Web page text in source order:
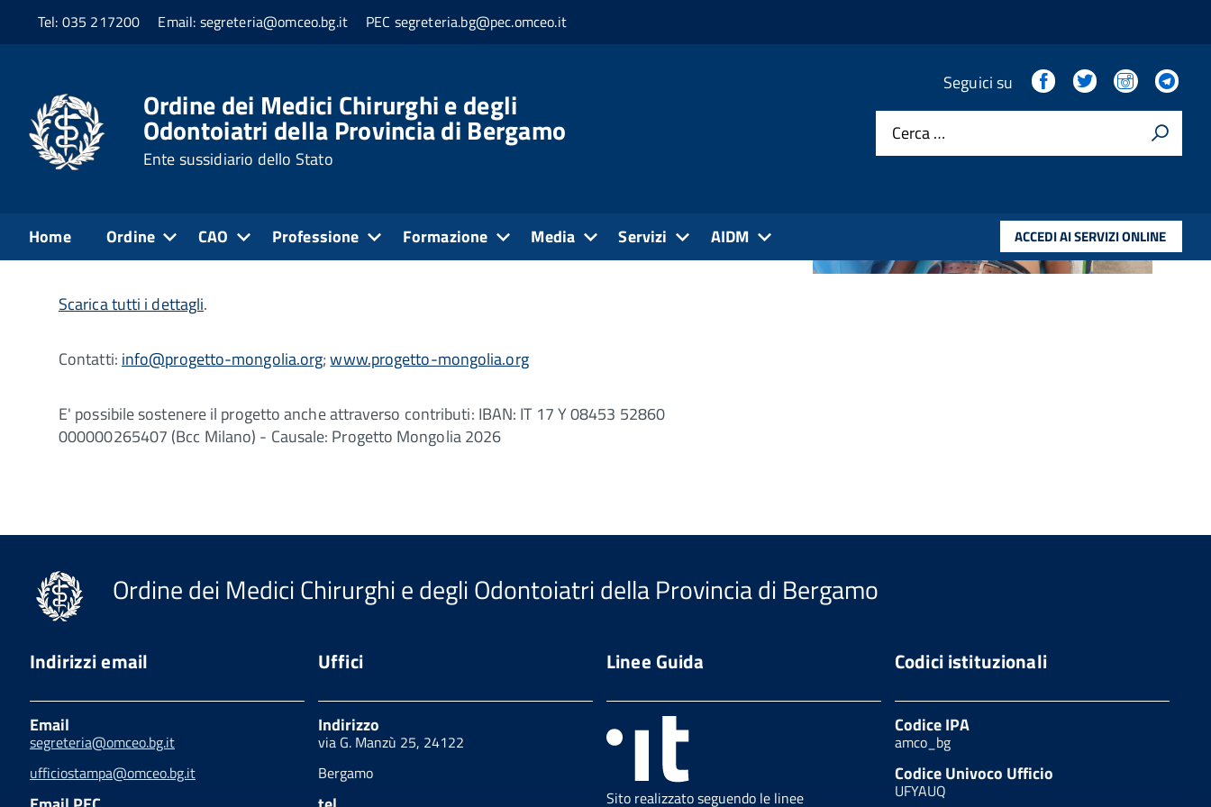
Tel: 035 217200 Email: segreteria@omceo.bg.it PEC segreteria.bg@pec.omceo.it
Ordine dei Medici Chirurghi e degli
Odontoiatri della Provincia di Bergamo
Ente sussidiario dello Stato
Seguici su FacebookTwitter Instagram
Cerca …
Home Ordine CAO Professione Formazione Media Servizi AIDM ACCEDI AI SERVIZI ONLINE
Home Professione Notizie dall'Ordine
PROGETTO MONGOLIA 2026
popolazioni nomadi della regione del Gov/Altai che, in ragione delle enormi distanze e del tipo di
assistenza, non hanno accesso alle strutture sanitarie locali.
Scarica tutti i dettagli.
Contatti: info@progetto-mongolia.org;www.progetto-mongolia.org
E' possibile sostenere il progetto anche attraverso contributi: IBAN: IT 17 Y 08453 52860
000000265407 (Bcc Milano) - Causale: Progetto Mongolia 2026
Ordine dei Medici Chirurghi e degli Odontoiatri della Provincia di Bergamo
Indirizzi email
Email
segreteria@omceo.bg.it
ufficiostampa@omceo.bg.it
Uffici
Indirizzo
via G. Manzù 25, 24122
Bergamo
Linee Guida
Sito realizzato seguendo le linee
Codici istituzionali
Codice IPA
amco_bg
Codice Univoco Ufficio
UFYAUQ